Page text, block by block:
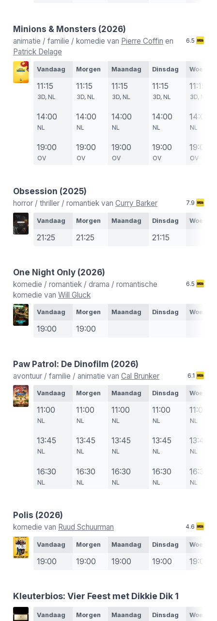
Minions & Monsters (2026)
animatie / familie / komedie van Pierre Coffin en
Patrick Delage
6.5
Vandaag Morgen Maandag Dinsdag
11:15
3D, NL
14:00
NL
19:00
OV
11:15
3D, NL
14:00
NL
19:00
OV
11:15
3D, NL
14:00
NL
19:00
OV
11:15
3D, NL
14:00
NL
19:00
OV
11:15
3D, NL
14:00
NL
19:00
OV
Obsession (2025)
horror / thriller / romantiek van Curry Barker 7.9
Vandaag Morgen Maandag Dinsdag
21:25 21:25 21:15
One Night Only (2026)
komedie / romantiek / drama / romantische
komedie van Will Gluck
6.5
Vandaag Morgen Maandag Dinsdag
19:00 19:00
Paw Patrol: De Dinofilm (2026)
avontuur / familie / animatie van Cal Brunker 6.1
Vandaag Morgen Maandag Dinsdag
11:00
NL
13:45
NL
16:30
NL
11:00
NL
13:45
NL
16:30
NL
11:00
NL
13:45
NL
16:30
NL
11:00
NL
13:45
NL
16:30
NL
11:00
NL
13:45
NL
16:30
NL
Polis (2026)
komedie van Ruud Schuurman 4.6
Vandaag Morgen Maandag Dinsdag
19:00 19:00 19:00 19:00 19:00
Kleuterbios: Vier Feest met Dikkie Dik 1
Vandaag Morgen Maandag Dinsdag